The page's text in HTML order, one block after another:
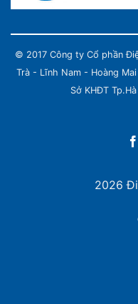
© 2017 Công ty Cổ phần
Trà - Lĩnh Nam - Hoàng
Sở KHĐT
2026